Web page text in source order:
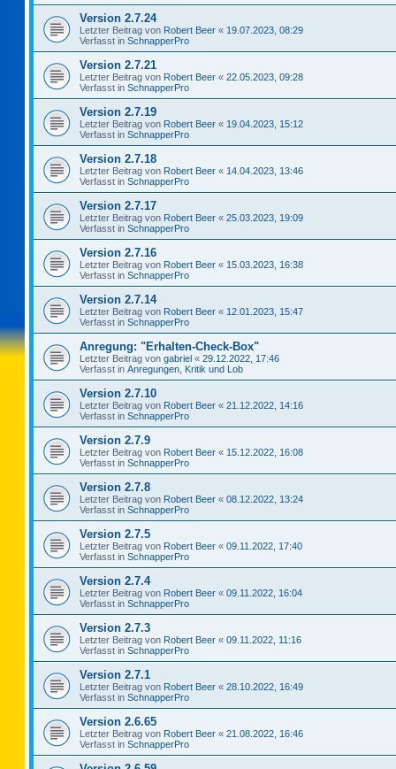
Version 2.7.24
Letzter Beitrag von Robert Beer « 19.07.2023, 08:29
Verfasst in SchnapperPro
Version 2.7.21
Letzter Beitrag von Robert Beer « 22.05.2023, 09:28
Verfasst in SchnapperPro
Version 2.7.19
Letzter Beitrag von Robert Beer « 19.04.2023, 15:12
Verfasst in SchnapperPro
Version 2.7.18
Letzter Beitrag von Robert Beer « 14.04.2023, 13:46
Verfasst in SchnapperPro
Version 2.7.17
Letzter Beitrag von Robert Beer « 25.03.2023, 19:09
Verfasst in SchnapperPro
Version 2.7.16
Letzter Beitrag von Robert Beer « 15.03.2023, 16:38
Verfasst in SchnapperPro
Version 2.7.14
Letzter Beitrag von Robert Beer « 12.01.2023, 15:47
Verfasst in SchnapperPro
Anregung: "Erhalten-Check-Box"
Letzter Beitrag von gabriel « 29.12.2022, 17:46
Verfasst in Anregungen, Kritik und Lob
Version 2.7.10
Letzter Beitrag von Robert Beer « 21.12.2022, 14:16
Verfasst in SchnapperPro
Version 2.7.9
Letzter Beitrag von Robert Beer « 15.12.2022, 16:08
Verfasst in SchnapperPro
Version 2.7.8
Letzter Beitrag von Robert Beer « 08.12.2022, 13:24
Verfasst in SchnapperPro
Version 2.7.5
Letzter Beitrag von Robert Beer « 09.11.2022, 17:40
Verfasst in SchnapperPro
Version 2.7.4
Letzter Beitrag von Robert Beer « 09.11.2022, 16:04
Verfasst in SchnapperPro
Version 2.7.3
Letzter Beitrag von Robert Beer « 09.11.2022, 11:16
Verfasst in SchnapperPro
Version 2.7.1
Letzter Beitrag von Robert Beer « 28.10.2022, 16:49
Verfasst in SchnapperPro
Version 2.6.65
Letzter Beitrag von Robert Beer « 21.08.2022, 16:46
Verfasst in SchnapperPro